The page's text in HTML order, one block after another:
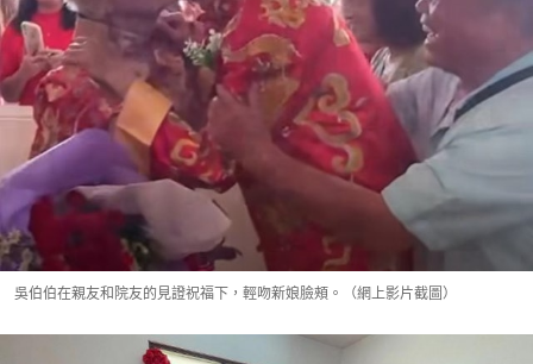
吳伯伯在親友和院友的見證祝福下，輕吻新娘臉頰。（網上影片截圖）